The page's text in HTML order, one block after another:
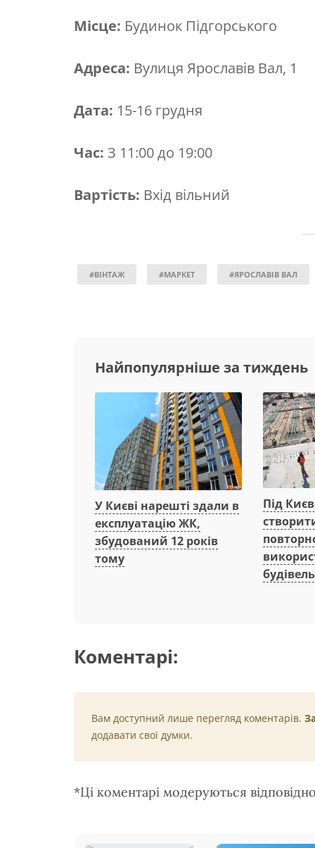
Місце: Будинок Підгорського
Адреса: Вулиця Ярославів Вал, 1
Дата: 15-16 грудня
Час: З 11:00 до 19:00
Вартість: Вхід вільний
#ВІНТАЖ #МАРКЕТ #ЯРОСЛАВІВ ВАЛ
Найпопулярніше за тиждень
У Києві нарешті здали в
експлуатацію ЖК,
збудований 12 років
тому
Під
Коментарі:
Вам доступний лише перегляд коментарів.
додавати свої думки.
*Ці коментарі модеруються